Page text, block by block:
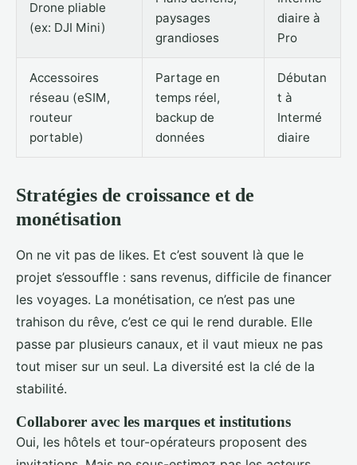
Drone pliable
(ex: DJI Mini)
paysages
grandioses
diaire à
Pro
Accessoires
réseau (eSIM,
routeur
portable)
Partage en
temps réel,
backup de
données
Débutan
t à
Intermé
diaire
Stratégies de croissance et de
monétisation
On ne vit pas de likes. Et c’est souvent là que le
projet s’essouffle : sans revenus, difficile de financer
les voyages. La monétisation, ce n’est pas une
trahison du rêve, c’est ce qui le rend durable. Elle
passe par plusieurs canaux, et il vaut mieux ne pas
tout miser sur un seul. La diversité est la clé de la
stabilité.
Collaborer avec les marques et institutions
Oui, les hôtels et tour-opérateurs proposent des